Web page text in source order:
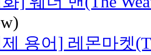
용어] 레몬마켓